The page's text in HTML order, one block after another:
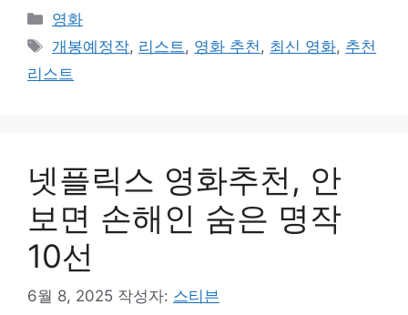
카
테
고
리
영화
태
그
개봉예정작, 리스트 , 영화 추천 , 최신 영화, 추천
리스트
넷플릭스 영화추천, 안
보면 손해인 숨은 명작
10선
6월 8, 2025 작성자: 스티븐